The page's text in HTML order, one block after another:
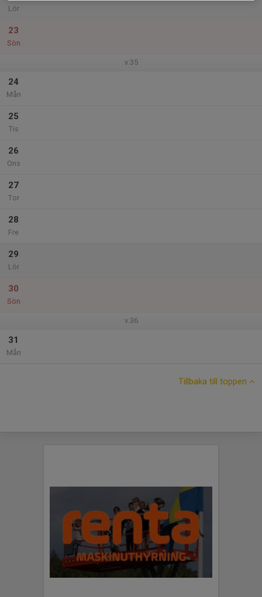
Lör
23
Sön
v.35
24
Mån
25
Tis
26
Ons
27
Tor
28
Fre
29
Lör
30
Sön
v.36
31
Mån
Tillbaka till toppen